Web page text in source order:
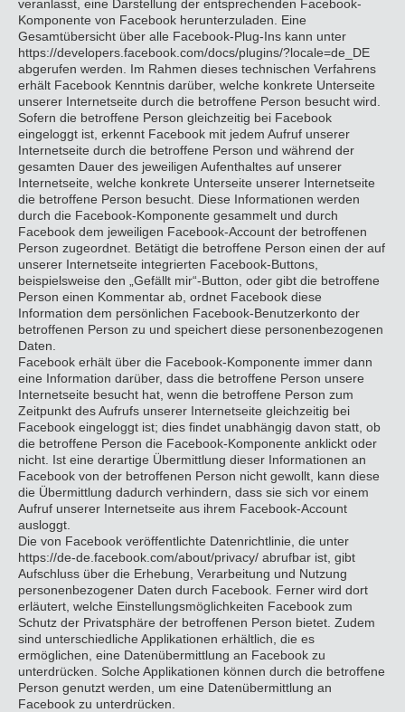
veranlasst, eine Darstellung der entsprechenden Facebook-
Komponente von Facebook herunterzuladen. Eine
Gesamtübersicht über alle Facebook-Plug-Ins kann unter
https://developers.facebook.com/docs/plugins/?locale=de_DE
abgerufen werden. Im Rahmen dieses technischen Verfahrens
erhält Facebook Kenntnis darüber, welche konkrete Unterseite
unserer Internetseite durch die betroffene Person besucht wird.
Sofern die betroffene Person gleichzeitig bei Facebook
eingeloggt ist, erkennt Facebook mit jedem Aufruf unserer
Internetseite durch die betroffene Person und während der
gesamten Dauer des jeweiligen Aufenthaltes auf unserer
Internetseite, welche konkrete Unterseite unserer Internetseite
die betroffene Person besucht. Diese Informationen werden
durch die Facebook-Komponente gesammelt und durch
Facebook dem jeweiligen Facebook-Account der betroffenen
Person zugeordnet. Betätigt die betroffene Person einen der auf
unserer Internetseite integrierten Facebook-Buttons,
beispielsweise den „Gefällt mir“-Button, oder gibt die betroffene
Person einen Kommentar ab, ordnet Facebook diese
Information dem persönlichen Facebook-Benutzerkonto der
betroffenen Person zu und speichert diese personenbezogenen
Daten.
Facebook erhält über die Facebook-Komponente immer dann
eine Information darüber, dass die betroffene Person unsere
Internetseite besucht hat, wenn die betroffene Person zum
Zeitpunkt des Aufrufs unserer Internetseite gleichzeitig bei
Facebook eingeloggt ist; dies findet unabhängig davon statt, ob
die betroffene Person die Facebook-Komponente anklickt oder
nicht. Ist eine derartige Übermittlung dieser Informationen an
Facebook von der betroffenen Person nicht gewollt, kann diese
die Übermittlung dadurch verhindern, dass sie sich vor einem
Aufruf unserer Internetseite aus ihrem Facebook-Account
ausloggt.
Die von Facebook veröffentlichte Datenrichtlinie, die unter
https://de-de.facebook.com/about/privacy/ abrufbar ist, gibt
Aufschluss über die Erhebung, Verarbeitung und Nutzung
personenbezogener Daten durch Facebook. Ferner wird dort
erläutert, welche Einstellungsmöglichkeiten Facebook zum
Schutz der Privatsphäre der betroffenen Person bietet. Zudem
sind unterschiedliche Applikationen erhältlich, die es
ermöglichen, eine Datenübermittlung an Facebook zu
unterdrücken. Solche Applikationen können durch die betroffene
Person genutzt werden, um eine Datenübermittlung an
Facebook zu unterdrücken.